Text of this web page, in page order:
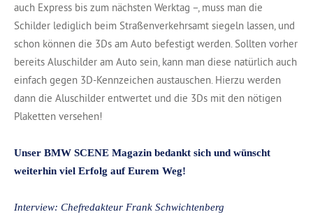
auch Express bis zum nächsten Werktag –, muss man die
Schilder lediglich beim Straßenverkehrsamt siegeln lassen, und
schon können die 3Ds am Auto befestigt werden. Sollten vorher
bereits Aluschilder am Auto sein, kann man diese natürlich auch
einfach gegen 3D-Kennzeichen austauschen. Hierzu werden
dann die Aluschilder entwertet und die 3Ds mit den nötigen
Plaketten versehen!
Unser BMW SCENE Magazin bedankt sich und wünscht
weiterhin viel Erfolg auf Eurem Weg!
Interview: Chefredakteur Frank Schwichtenberg